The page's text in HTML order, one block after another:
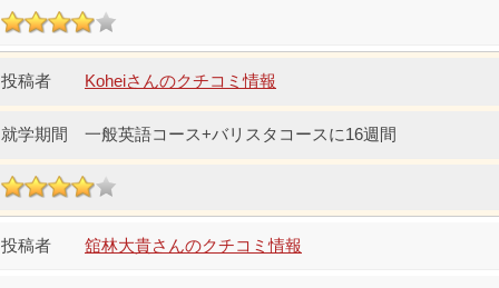
Koheiさんのクチコミ情報
一般英語コース+バリスタコースに16週間
舘林大貴さんのクチコミ情報